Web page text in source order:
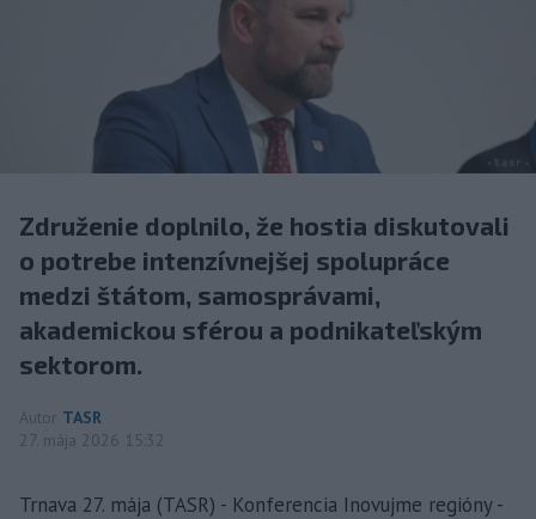
Združenie doplnilo, že hostia diskutovali
o potrebe intenzívnejšej spolupráce
medzi štátom, samosprávami,
akademickou sférou a podnikateľským
sektorom.
Autor TASR
27. mája 2026 15:32
Trnava 27. mája (TASR) - Konferencia Inovujme regióny -